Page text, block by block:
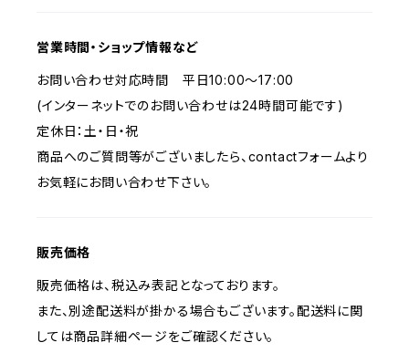
営業時間・ショップ情報など
お問い合わせ対応時間 平日10:00〜17:00
(インターネットでのお問い合わせは24時間可能です)
定休日：土・日・祝
商品へのご質問等がございましたら、contactフォームより
お気軽にお問い合わせ下さい。
販売価格
販売価格は、税込み表記となっております。
また、別途配送料が掛かる場合もございます。配送料に関
しては商品詳細ページをご確認ください。